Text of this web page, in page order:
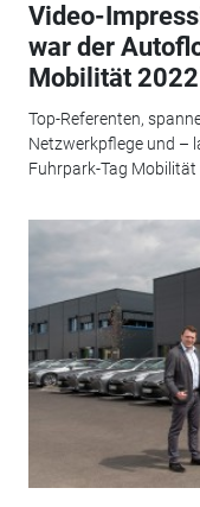
Video-
war der
Mobilität 2022
Top-Referenten,
Netzwerkpflege und –
Fuhrpark-Tag Mobilität